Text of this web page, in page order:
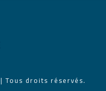
| Tous droits réservés.